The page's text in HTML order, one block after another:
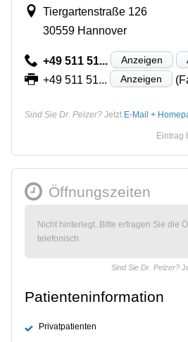
Tiergartenstraße 126
30559 Hannover
+49 511 51... Anzeigen
+49 511 51... Anzeigen
Sind Sie Dr. Pelzer? Jetzt E-Mail +
Eintrag
Öffnungszeiten
Nicht hinterlegt. Bitte erfragen Sie die
telefonisch.
Sind Sie Dr. Pelzer?
Patienteninformation
Privatpatienten